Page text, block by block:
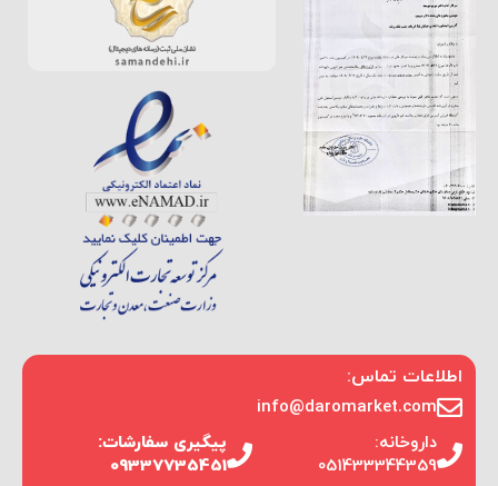
اطلاعات تماس:
info@daromarket.com
داروخانه:
051433344359
پیگیری سفارشات:
09337735451